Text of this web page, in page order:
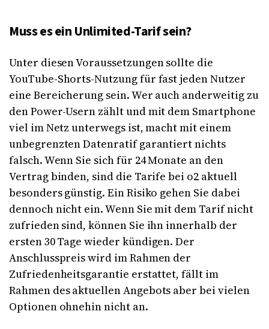
Muss es ein Unlimited-Tarif sein?
Unter diesen Voraussetzungen sollte die
YouTube-Shorts-Nutzung für fast jeden Nutzer
eine Bereicherung sein. Wer auch anderweitig zu
den Power-Usern zählt und mit dem Smartphone
viel im Netz unterwegs ist, macht mit einem
unbegrenzten Datenratif garantiert nichts
falsch. Wenn Sie sich für 24 Monate an den
Vertrag binden, sind die Tarife bei o2 aktuell
besonders günstig. Ein Risiko gehen Sie dabei
dennoch nicht ein. Wenn Sie mit dem Tarif nicht
zufrieden sind, können Sie ihn innerhalb der
ersten 30 Tage wieder kündigen. Der
Anschlusspreis wird im Rahmen der
Zufriedenheitsgarantie erstattet, fällt im
Rahmen des aktuellen Angebots aber bei vielen
Optionen ohnehin nicht an.